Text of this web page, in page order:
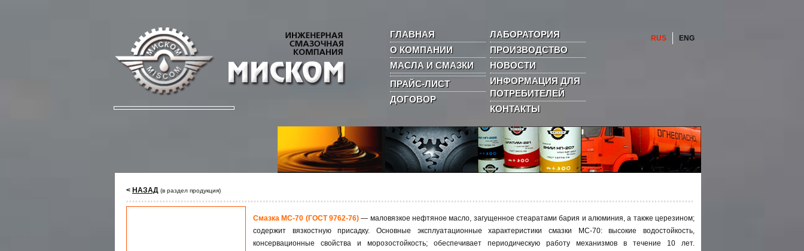
RUS ENG
ГЛАВНАЯ
О КОМПАНИИ
МАСЛА И СМАЗКИ
ПРАЙС-ЛИСТ
ДОГОВОР
ЛАБОРАТОРИЯ
ПРОИЗВОДСТВО
НОВОСТИ
ИНФОРМАЦИЯ ДЛЯ
ПОТРЕБИТЕЛЕЙ
КОНТАКТЫ
< НАЗАД (в раздел продукция)
Смазка МС-70 (ГОСТ 9762-76) — маловязкое нефтяное масло, загущенное стеаратами бария и алюминия, а также церезином;
содержит вязкостную присадку. Основные эксплуатационные характеристики смазки МС-70: высокие водостойкость,
консервационные свойства и морозостойкость; обеспечивает периодическую работу механизмов в течение 10 лет.